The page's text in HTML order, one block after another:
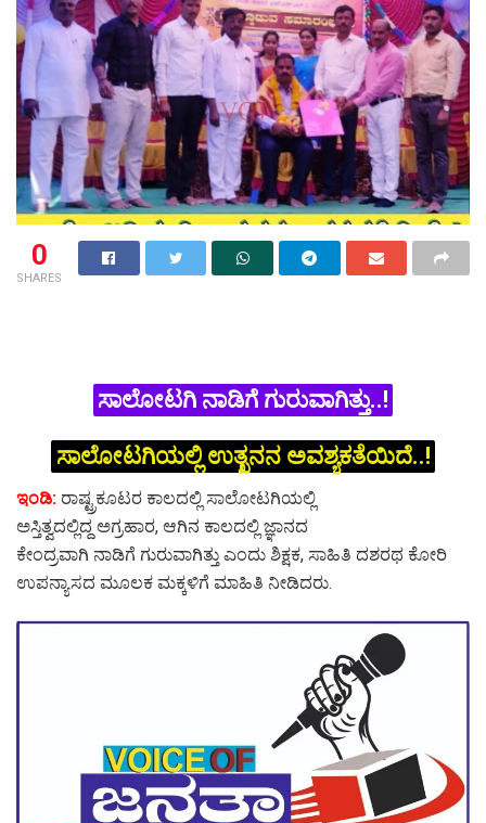
0
SHARES
ಸಾಲೋಟಗಿ ನಾಡಿಗೆ ಗುರುವಾಗಿತ್ತು..!
ಸಾಲೋಟಗಿಯಲ್ಲಿ ಉತ್ಖನನ ಅವಶ್ಯಕತೆಯಿದೆ..!
ಇಂಡಿ: ರಾಷ್ಟ್ರಕೂಟರ ಕಾಲದಲ್ಲಿ ಸಾಲೋಟಗಿಯಲ್ಲಿ
ಅಸ್ತಿತ್ವದಲ್ಲಿದ್ದ ಅಗ್ರಹಾರ, ಆಗಿನ ಕಾಲದಲ್ಲಿ ಜ್ಞಾನದ
ಕೇಂದ್ರವಾಗಿ ನಾಡಿಗೆ ಗುರುವಾಗಿತ್ತು ಎಂದು ಶಿಕ್ಷಕ, ಸಾಹಿತಿ ದಶರಥ ಕೋರಿ
ಉಪನ್ಯಾಸದ ಮೂಲಕ ಮಕ್ಕಳಿಗೆ ಮಾಹಿತಿ ನೀಡಿದರು.